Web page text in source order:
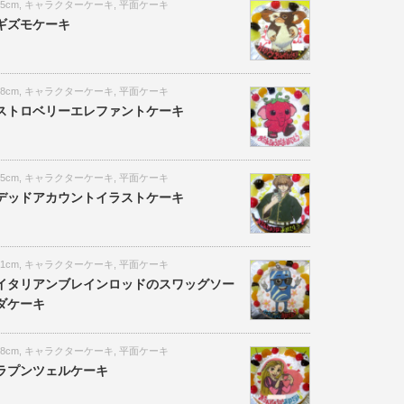
キャラクターケーキ 平面ケーキ
ズモケーキ
キャラクターケーキ 平面ケーキ
トロベリーエレファントケーキ
キャラクターケーキ 平面ケーキ
ッドアカウントイラストケーキ
キャラクターケーキ 平面ケーキ
タリアンブレインロッドのスワッグソー
ケーキ
キャラクターケーキ 平面ケーキ
プンツェルケーキ